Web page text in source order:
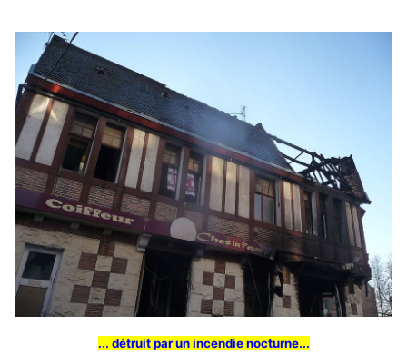
... détruit par un incendie nocturne...